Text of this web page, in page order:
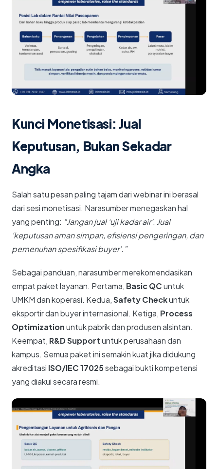
Kunci Monetisasi: Jual
Keputusan, Bukan Sekadar
Angka
Salah satu pesan paling tajam dari webinar ini berasal
dari sesi monetisasi. Narasumber menegaskan hal
yang penting: “Jangan jual ‘uji kadar air’. Jual
‘keputusan aman simpan, efisiensi pengeringan, dan
pemenuhan spesifikasi buyer’.”
Sebagai panduan, narasumber merekomendasikan
empat paket layanan. Pertama, Basic QCuntuk
UMKM dan koperasi. Kedua,Safety Checkuntuk
eksportir dan buyer internasional. Ketiga, Process
Optimizationuntuk pabrik dan produsen alsintan.
Keempat, R&D Supportuntuk perusahaan dan
kampus. Semua paket ini semakin kuat jika didukung
akreditasi ISO/IEC 17025sebagai bukti kompetensi
yang diakui secara resmi.